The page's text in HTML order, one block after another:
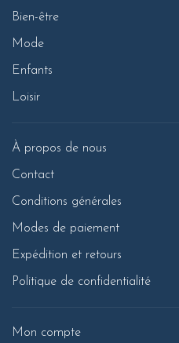
Bien-être
Mode
Enfants
Loisir
À propos de nous
Contact
Conditions générales
Modes de paiement
Expédition et retours
Politique de confidentialité
Mon compte